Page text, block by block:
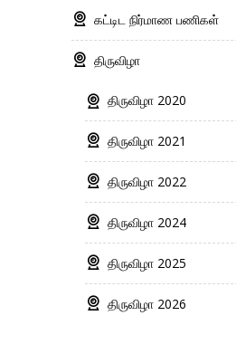
கட்டிட நிர்மாண பணிகள்
திருவிழா
திருவிழா 2020
திருவிழா 2021
திருவிழா 2022
திருவிழா 2024
திருவிழா 2025
திருவிழா 2026